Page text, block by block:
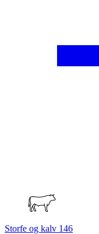
Storfe og kalv 146